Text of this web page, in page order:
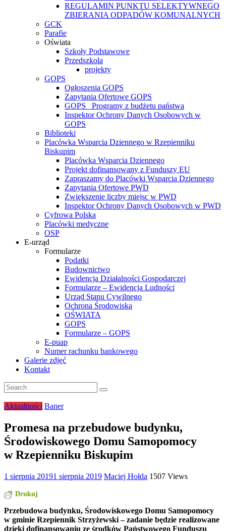
REGULAMIN PUNKTU SELEKTYWNEGO
ZBIERANIA ODPADÓW KOMUNALNYCH
GCK
Parafie
Oświata
Szkoły Podstawowe
Przedszkola
projekty
GOPS
Ogłoszenia GOPS
Zapytania Ofertowe GOPS
GOPS_ Programy z budżetu państwa
Inspektor Ochrony Danych Osobowych w
GOPS
Biblioteki
Placówka Wsparcia Dziennego w Rzepienniku
Biskupim
Placówka Wsparcia Dziennego
Projekt dofinansowany z Funduszy EU
Zapraszamy do Placówki Wsparcia Dziennego
Zapytania Ofertowe PWD
Zwiększenie liczby miejsc w PWD
Inspektor Ochrony Danych Osobowych w PWD
Cyfrowa Polska
Placówki medyczne
OSP
E-urząd
Formularze
Podatki
Budownictwo
Ewidencja Działalności Gospodarczej
Formularze – Ewidencja Ludności
Urząd Stanu Cywilnego
Ochrona Środowiska
OŚWIATA
GOPS
Formularze – GOPS
E-puap
Numer rachunku bankowego
Galerie zdjęć
Kontakt
Aktualności Baner
Promesa na przebudowe budynku,
Środowiskowego Domu Samopomocy
w Rzepienniku Biskupim
1 sierpnia 20191 sierpnia 2019 Maciej Hołda 1507 Views
Drukuj
Przebudowa budynku, Środowiskowego Domu Samopomocy
w gminie Rzepiennik Strzyżewski – zadanie będzie realizowane
dzięki dofinansowaniu ze środków Państwowego Funduszu